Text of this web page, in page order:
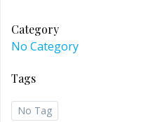
Category
No Category
Tags
No Tag